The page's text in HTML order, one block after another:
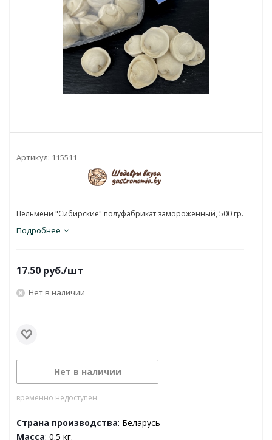
Артикул: 115511
Пельмени "Сибирские" полуфабрикат замороженный, 500 гр.
Подробнее
17.50 руб./шт
Нет в наличии
Нет в наличии
временно недоступен
Страна производства: Беларусь
Масса: 0.5 кг.